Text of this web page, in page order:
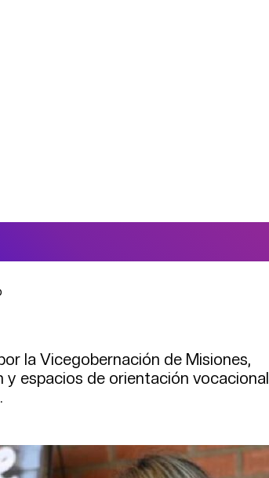
la Vicegobernación de Misiones,
y espacios de orientación vocacional